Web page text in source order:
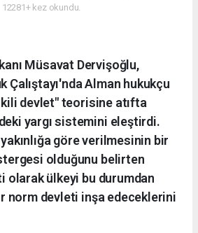
12281+ kez okundu.
Müsavat Dervişoğlu,
Çalıştayı'nda Alman hukukçu
devlet" teorisine atıfta
yargı sistemini eleştirdi.
göre verilmesinin bir
olduğunu belirten
olarak ülkeyi bu durumdan
norm devleti inşa edeceklerini